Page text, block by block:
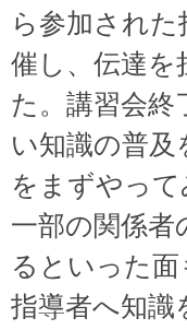
ら参加され
催し、伝達
た。講習会
い知識の普
をまずやっ
一部の関係
るといった
指導者へ知識